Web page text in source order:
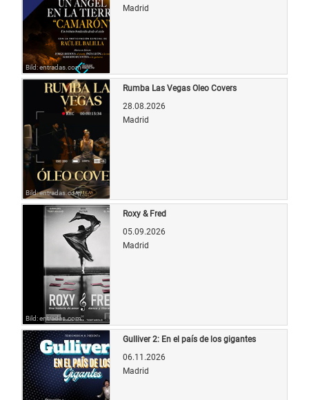
Bild: entradas.com
Madrid
Bild: entradas.com
Rumba Las Vegas Oleo Covers
28.08.2026
Madrid
Bild: entradas.com
Roxy & Fred
05.09.2026
Madrid
Gulliver 2: En el país de los gigantes
06.11.2026
Madrid